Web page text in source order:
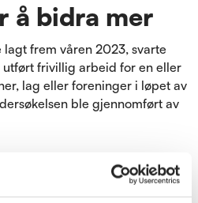
å bidra mer
lagt frem våren 2023, svarte
utført frivillig arbeid for en eller
lag eller foreninger i løpet av
ble gjennomført av
sosiale og politiske foreninger